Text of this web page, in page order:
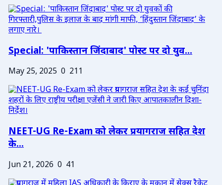
Special: 'पाकिस्तान जिंदाबाद' पोस्ट पर दो युव...
May 25, 2025 0 211
NEET-UG Re-Exam को लेकर प्रयागराज सहित देश
के...
Jun 21, 2026 0 41